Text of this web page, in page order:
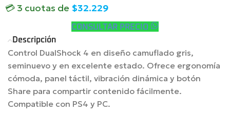
💳 3 cuotas de $32.229
CONSULTAR PRECIO
Descripción
Control DualShock 4 en diseño camuflado gris,
seminuevo y en excelente estado. Ofrece ergonomía
cómoda, panel táctil, vibración dinámica y botón
Share para compartir contenido fácilmente.
Compatible con PS4 y PC.